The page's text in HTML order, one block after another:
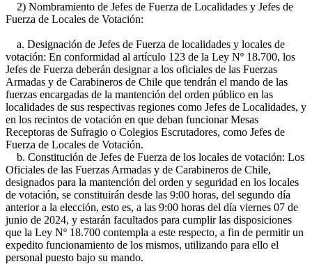
2) Nombramiento de Jefes de Fuerza de Localidades y Jefes de
Fuerza de Locales de Votación:
a. Designación de Jefes de Fuerza de localidades y locales de
votación: En conformidad al artículo 123 de la Ley Nº 18.700, los
Jefes de Fuerza deberán designar a los oficiales de las Fuerzas
Armadas y de Carabineros de Chile que tendrán el mando de las
fuerzas encargadas de la mantención del orden público en las
localidades de sus respectivas regiones como Jefes de Localidades, y
en los recintos de votación en que deban funcionar Mesas
Receptoras de Sufragio o Colegios Escrutadores, como Jefes de
Fuerza de Locales de Votación.
b. Constitución de Jefes de Fuerza de los locales de votación: Los
Oficiales de las Fuerzas Armadas y de Carabineros de Chile,
designados para la mantención del orden y seguridad en los locales
de votación, se constituirán desde las 9:00 horas, del segundo día
anterior a la elección, esto es, a las 9:00 horas del día viernes 07 de
junio de 2024, y estarán facultados para cumplir las disposiciones
que la Ley Nº 18.700 contempla a este respecto, a fin de permitir un
expedito funcionamiento de los mismos, utilizando para ello el
personal puesto bajo su mando.